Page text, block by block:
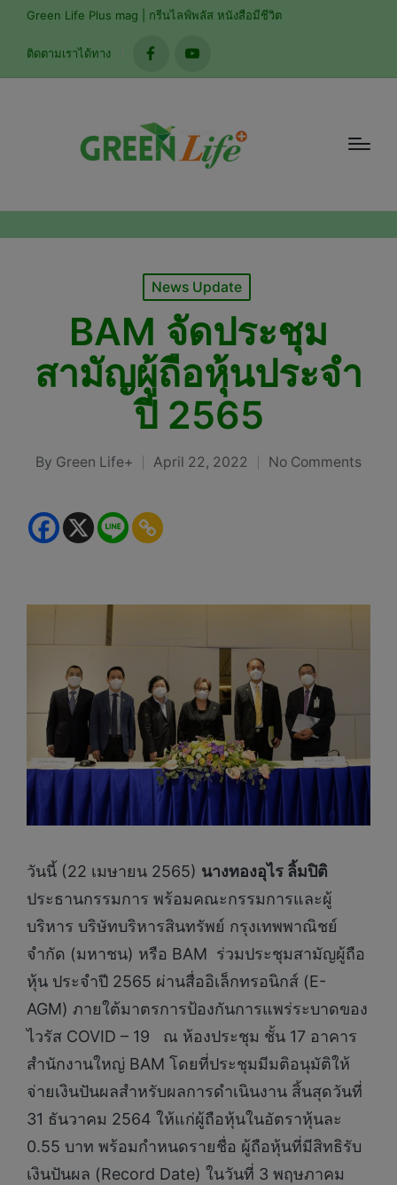
Green Life Plus mag | กรีนไลฟ์พลัส หนังสือมีชีวิต
ติดตามเราได้ทาง
facebookyoutube
Posted
News Update
BAM จัดประชุม
สามัญผู้ถือหุ้นประจำ
ปี 2565
Posted
By Green Life+ April 22, 2022 No Comments
วันนี้ (22 เมษายน 2565) นางทองอุไร ลิ้มปิติ
ประธานกรรมการ พร้อมคณะกรรมการและผู้
บริหาร บริษัทบริหารสินทรัพย์ กรุงเทพพาณิชย์
จำกัด (มหาชน) หรือ BAM ร่วมประชุมสามัญผู้ถือ
หุ้น ประจำปี 2565 ผ่านสื่ออิเล็กทรอนิกส์ (E-
AGM) ภายใต้มาตรการป้องกันการแพร่ระบาดของ
ไวรัส COVID – 19 ณ ห้องประชุม ชั้น 17 อาคาร
สำนักงานใหญ่ BAM โดยที่ประชุมมีมติอนุมัติให้
จ่ายเงินปันผลสำหรับผลการดำเนินงาน สิ้นสุดวันที่
31 ธันวาคม 2564 ให้แก่ผู้ถือหุ้นในอัตราหุ้นละ
0.55 บาท พร้อมกำหนดรายชื่อ ผู้ถือหุ้นที่มีสิทธิรับ
เงินปันผล (Record Date) ในวันที่ 3 พฤษภาคม
modal-check